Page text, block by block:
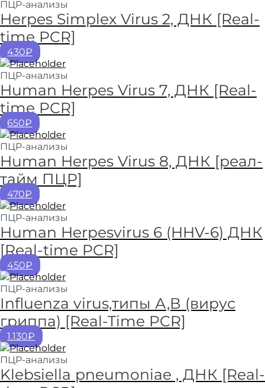
ПЦР-анализы
Herpes Simplex Virus 2, ДНК [Real-
time PCR]
430₽
ПЦР-анализы
Human Herpes Virus 7, ДНК [Real-
time PCR]
650₽
ПЦР-анализы
Human Herpes Virus 8, ДНК [реал-
тайм ПЦР]
470₽
ПЦР-анализы
Human Herpesvirus 6 (HHV-6) ДНК
[Real-time PCR]
450₽
ПЦР-анализы
Influenza virus,типы А,В (вирус
гриппа) [Real-Time PCR]
1.130₽
ПЦР-анализы
Klebsiella pneumoniae , ДНК [Real-